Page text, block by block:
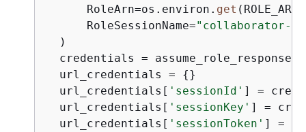
      RoleArn=os.environ.
get
      RoleSessionName=
"collaborator-
  )
  credentials = assume_role_response[
  url_credentials =
{}
  url_credentials[
'sessionId' ] =
  url_credentials[
'sessionKey' ] =
  url_credentials[
'sessionToken' ] =